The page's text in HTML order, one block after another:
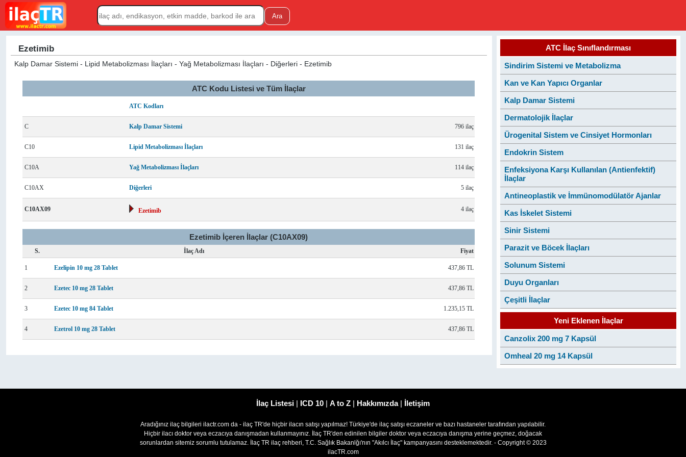
Ezetimib
Kalp Damar Sistemi - Lipid Metabolizması İlaçları - Yağ Metabolizması İlaçları - Diğerleri - Ezetimib
ATC Kodu Listesi ve Tüm İlaçlar
ATC Kodları
C Kalp Damar Sistemi 796 ilaç
C10 Lipid Metabolizması İlaçları 131 ilaç
C10A Yağ Metabolizması İlaçları 114 ilaç
C10AX Diğerleri 5 ilaç
C10AX09 Ezetimib 4 ilaç
Ezetimib İçeren İlaçlar (C10AX09)
S. İlaç Adı Fiyat
1 Ezelipin 10 mg 28 Tablet 437,86 TL
2 Ezetec 10 mg 28 Tablet 437,86 TL
3 Ezetec 10 mg 84 Tablet 1.235,15 TL
4 Ezetrol 10 mg 28 Tablet 437,86 TL
ATC İlaç Sınıflandırması
Sindirim Sistemi ve Metabolizma
Kan ve Kan Yapıcı Organlar
Kalp Damar Sistemi
Dermatolojik İlaçlar
Ürogenital Sistem ve Cinsiyet Hormonları
Endokrin Sistem
Enfeksiyona Karşı Kullanılan (Antienfektif)
İlaçlar
Antineoplastik ve İmmünomodülatör Ajanlar
Kas İskelet Sistemi
Sinir Sistemi
Parazit ve Böcek İlaçları
Solunum Sistemi
Duyu Organları
Çeşitli İlaçlar
Yeni Eklenen İlaçlar
Canzolix 200 mg 7 Kapsül
Omheal 20 mg 14 Kapsül
İlaç Listesi | ICD 10 | A to Z | Hakkımızda| İletişim
Aradığınız ilaç bilgileri ilactr.com da - ilaç TR'de hiçbir ilacın satışı yapılmaz! Türkiye'de ilaç satışı eczaneler ve bazı hastaneler tarafından yapılabilir.
Hiçbir ilacı doktor veya eczacıya danışmadan kullanmayınız. İlaç TR'den edinilen bilgiler doktor veya eczacıya danışma yerine geçmez, doğacak
sorunlardan sitemiz sorumlu tutulamaz. İlaç TR ilaç rehberi, T.C. Sağlık Bakanlğı'nın "Akılcı İlaç" kampanyasını desteklemektedir. - Copyright © 2023
ilacTR.com